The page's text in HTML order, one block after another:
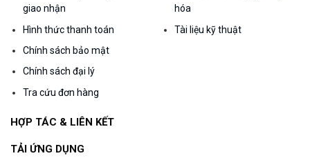
giao nhận
Hình thức thanh toán
Chính sách bảo mật
Chính sách đại lý
Tra cứu đơn hàng
hóa
Tài liệu kỹ thuật
HỢP TÁC & LIÊN KẾT
TẢI ỨNG DỤNG